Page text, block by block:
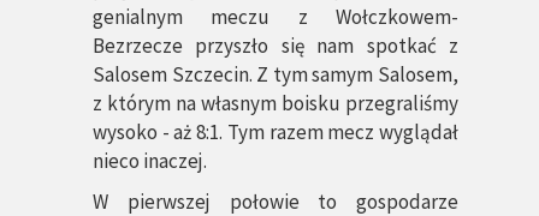
genialnym meczu z Wołczkowem-
Bezrzecze przyszło się nam spotkać z
Salosem Szczecin. Z tym samym Salosem,
z którym na własnym boisku przegraliśmy
wysoko - aż 8:1. Tym razem mecz wyglądał
nieco inaczej.
W pierwszej połowie to gospodarze